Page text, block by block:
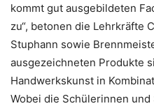
kommt gut ausgebildeten
zu“, betonen die Lehrkräfte
Stuphann sowie
ausgezeichneten Produkte
Handwerkskunst in
Wobei die Schülerinnen und